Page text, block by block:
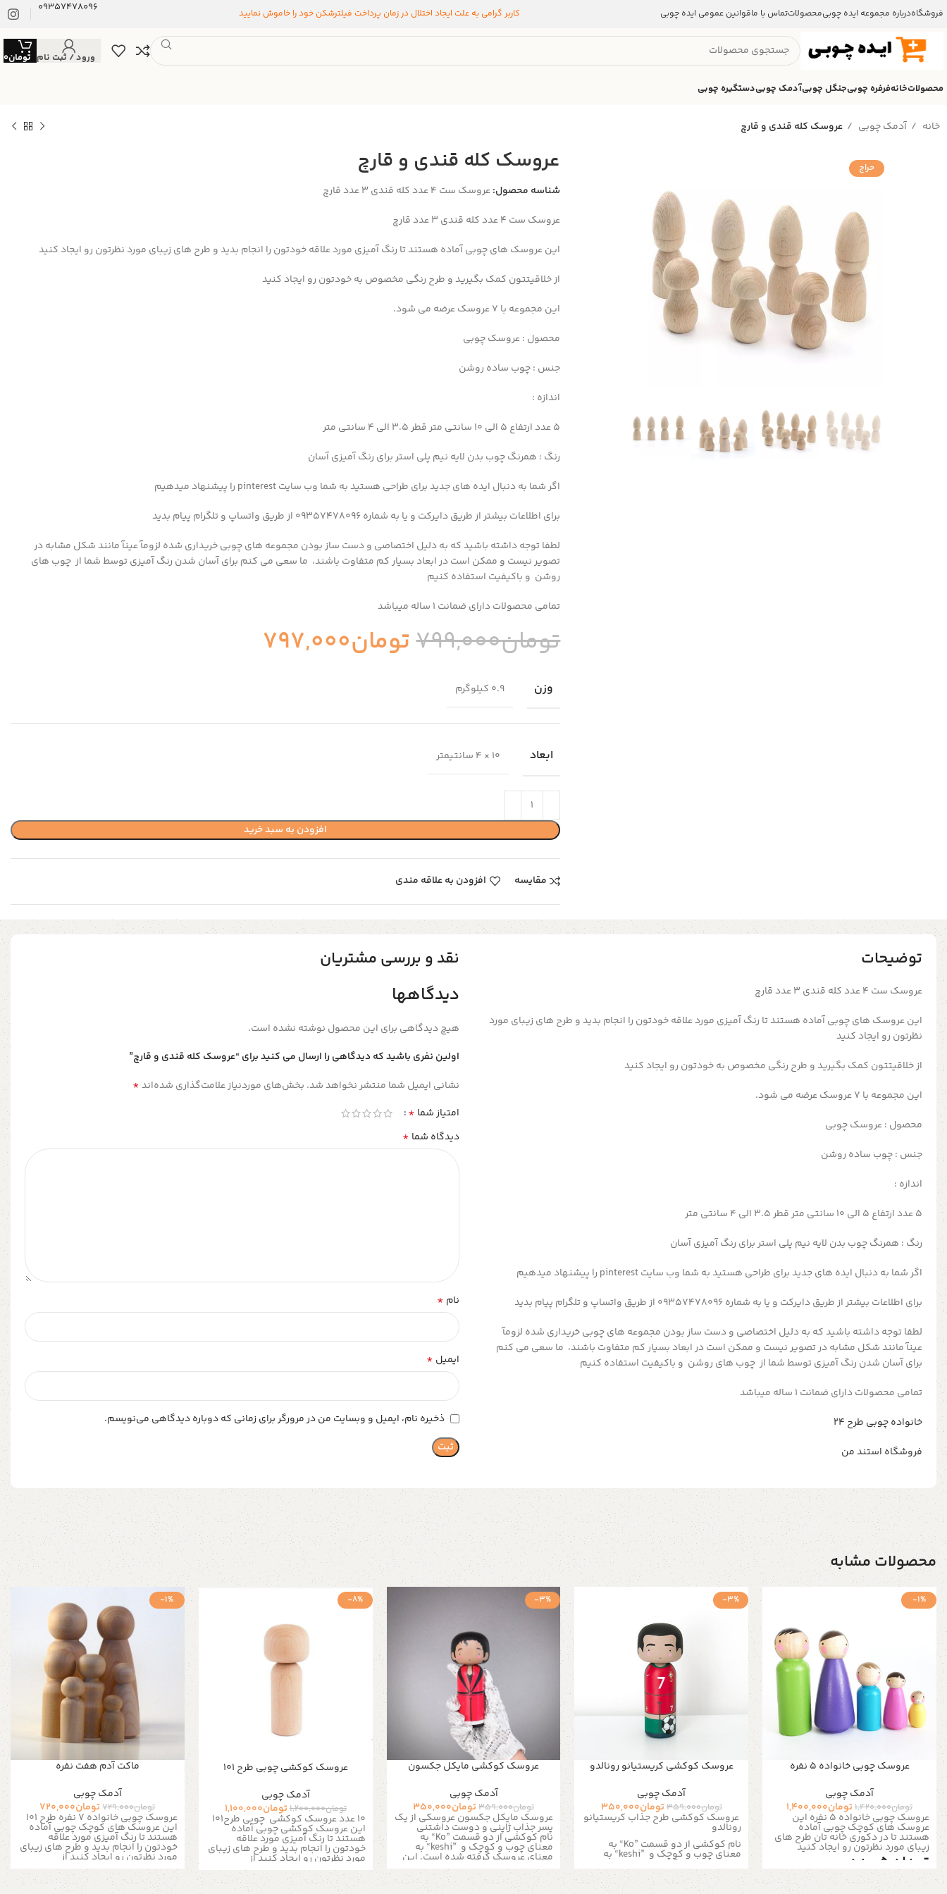
فروشگاهدرباره مجموعه ایده چوبیمحصولاتتماس با ماقوانین عمومی ایده چوبی کاربر گرامی به علت ایجاد اختلال در زمان پرداخت فیلترشکن خود را خاموش نمایید 09357478096
ورود / ثبت نام تومان0
محصولاتخانهفرفره چوبیجنگل چوبیآدمک چوبیدستگیره چوبی
خانه آدمک چوبی عروسک کله قندی و قارچ
حراج عروسک کله قندی و قارچ
شناسه محصول:عروسک ست ۴ عدد کله قندی ۳ عدد قارچ
عروسک ست ۴ عدد کله قندی ۳ عدد قارچ
این عروسک های چوبی آماده هستند تا رنگ آمیزی مورد علاقه خودتون را انجام بدید و طرح های زیبای مورد نظرتون رو ایجاد کنید
از خلاقیتتون کمک بگیرید و طرح رنگی مخصوص به خودتون رو ایجاد کنید
این مجموعه با ۷ عروسک عرضه می شود.
محصول : عروسک چوبی
جنس : چوب ساده روشن
اندازه :
۵ عدد ارتفاع ۵ الی ۱۰ سانتی متر قطر 3.5 الی 4 سانتی متر
رنگ : همرنگ چوب بدن لایه نیم پلی استر برای رنگ آمیزی آسان
اگر شما به دنبال ایده های جدید برای طراحی هستید به شما وب سایت pinterest را پیشنهاد میدهیم
برای اطلاعات بیشتر از طریق دایرکت و یا به شماره 09357478096 از طریق واتساپ و تلگرام پیام بدید
لطفا توجه داشته باشید که به دلیل اختصاصی و دست ساز بودن مجموعه های چوبی خریداری شده لزومآ عینآ مانند شکل مشابه در
تصویر نیست و ممکن است در ابعاد بسیار کم متفاوت باشند، ما سعی می کنم برای آسان شدن رنگ آمیزی توسط شما از چوب های
روشن و باکیفیت استفاده کنیم
تمامی محصولات دارای ضمانت ۱ ساله میباشد
تومان799,000تومان797,000
وزن 0.9 کیلوگرم
ابعاد 10 × 4 سانتیمتر
افزودن به سبد خرید
مقایسه افزودن به علاقه مندی
توضیحات
عروسک ست ۴ عدد کله قندی ۳ عدد قارچ
این عروسک های چوبی آماده هستند تا رنگ آمیزی مورد علاقه خودتون را انجام بدید و طرح های زیبای مورد
نظرتون رو ایجاد کنید
از خلاقیتتون کمک بگیرید و طرح رنگی مخصوص به خودتون رو ایجاد کنید
این مجموعه با ۷ عروسک عرضه می شود.
محصول : عروسک چوبی
جنس : چوب ساده روشن
اندازه :
۵ عدد ارتفاع ۵ الی ۱۰ سانتی متر قطر 3.5 الی 4 سانتی متر
رنگ : همرنگ چوب بدن لایه نیم پلی استر برای رنگ آمیزی آسان
اگر شما به دنبال ایده های جدید برای طراحی هستید به شما وب سایت pinterest را پیشنهاد میدهیم
برای اطلاعات بیشتر از طریق دایرکت و یا به شماره 09357478096 از طریق واتساپ و تلگرام پیام بدید
لطفا توجه داشته باشید که به دلیل اختصاصی و دست ساز بودن مجموعه های چوبی خریداری شده لزومآ
عینآ مانند شکل مشابه در تصویر نیست و ممکن است در ابعاد بسیار کم متفاوت باشند، ما سعی می کنم
برای آسان شدن رنگ آمیزی توسط شما از چوب های روشن و باکیفیت استفاده کنیم
تمامی محصولات دارای ضمانت ۱ ساله میباشد
خانواده چوبی طرح ۲۴
فروشگاه استند من
نقد و بررسی مشتریان
دیدگاهها
هیچ دیدگاهی برای این محصول نوشته نشده است.
اولین نفری باشید که دیدگاهی را ارسال می کنید برای “عروسک کله قندی و قارچ”
نشانی ایمیل شما منتشر نخواهد شد. بخش‌های موردنیاز علامت‌گذاری شده‌اند*
امتیاز شما *
دیدگاه شما *
نام *
ایمیل *
ذخیره نام، ایمیل و وبسایت من در مرورگر برای زمانی که دوباره دیدگاهی می‌نویسم.
محصولات مشابه
-1%
عروسک چوبی خانواده ۵ نفره
آدمک چوبی
تومان1,420,000تومان1,400,000
عروسک چوبی خانواده ۵ نفره این
عروسک های کوچک چوبی آماده
هستند تا در دکوری خانه تان طرح های
زیبای مورد نظرتون رو ایجاد کنید
تعداد ۵ عدد
عروسک های چوبی زیبا در رنگ های
-3%
عروسک کوکشی کریستیانو رونالدو
آدمک چوبی
تومان359,000تومان350,000
عروسک کوکشی طرح جذاب کریستیانو
رونالدو
نام کوکشی از دو قسمت “Ko” به
معنای چوب و کوچک و “keshi” به
معنای عروسک گرفته شده است. این
عروسک ها اولین بار به دست
صنعتگران زائو ساخته شده است. این
-3%
عروسک کوکشی مایکل جکسون
آدمک چوبی
تومان359,000تومان350,000
عروسک مایکل جکسون عروسکی از یک
پسر جذاب ژاپنی و دوست داشتنی
نام کوکشی از دو قسمت “Ko” به
معنای چوب و کوچک و “keshi” به
معنای عروسک گرفته شده است. این
عروسک ها اولین بار به دست
صنعتگران زائو ساخته شده است. این
روش منحصر به فرد عروسک سازی به
-8%
عروسک کوکشی چوبی طرح 101
آدمک چوبی
تومان1,200,000تومان1,100,000
10 عدد عروسک کوکشی چوبی طرح101
این عروسک کوکشی چوبی آماده
هستند تا رنگ آمیزی مورد علاقه
خودتون را انجام بدید و طرح های زیبای
مورد نظرتون رو ایجاد کنید از
خلاقیتتون کمک بگیرید و طرح رنگی
مخصوص به خودتون رو ایجاد کنید این
مجموعه با 10 عروسک عرضه می شود.
-1%
ماکت آدم هفت نفره
آدمک چوبی
تومان729,000تومان720,000
عروسک چوبی خانواده 7 نفره طرح 101
این عروسک های کوچک چوبی آماده
هستند تا رنگ آمیزی مورد علاقه
خودتون را انجام بدید و طرح های زیبای
مورد نظرتون رو ایجاد کنید از
خلاقیتتون کمک بگیرید و طرح رنگی
مخصوص به خودتون رو ایجاد کنید این
مجموعه با ۲ عروسک عرضه می شود.